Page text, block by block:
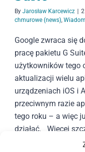
By Jarosław Karcewicz |
chmurowe (news)
Google zwraca się
pracę pakietu G
użytkowników tego
aktualizacji wielu
urządzeniach iOS i
przeciwnym razie
tego roku – a więc
działać. Więcej
https://